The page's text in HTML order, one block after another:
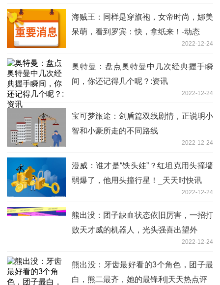
海贼王：同样是穿旗袍，女帝时尚，娜美
呆萌，看到罗宾：快，拿纸来！-动态
2022-12-24
奥特曼：盘点奥特曼中几次经典握手瞬
间，你还记得几个呢？:资讯
2022-12-24
宝可梦旅途：剑盾篇双线剧情，正说明小
智和小豪所走的不同路线
2022-12-24
漫威：谁才是“铁头娃”？红坦克用头撞墙
弱爆了，他用头撞行星！_天天时快讯
2022-12-24
熊出没：团子缺血状态依旧厉害，一招打
败天才威的机器人，光头强喜出望外
2022-12-24
熊出没：牙齿最好看的3个角色，团子最
白，熊二最齐，她的最锋利|天天热点评